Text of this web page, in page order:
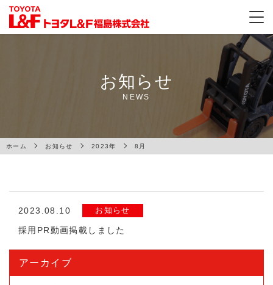
お知らせ
NEWS
ホーム お知らせ 2023年 8月
2023.08.10 お知らせ
採用PR動画掲載しました
アーカイブ